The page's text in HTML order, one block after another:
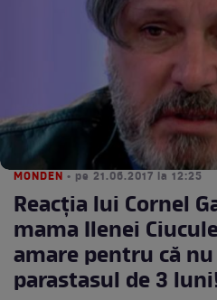
MONDEN • pe 21.06.2017 la 12:25
Reacția lui Cornel
mama Ilenei
amare pentru că
parastasul de 3